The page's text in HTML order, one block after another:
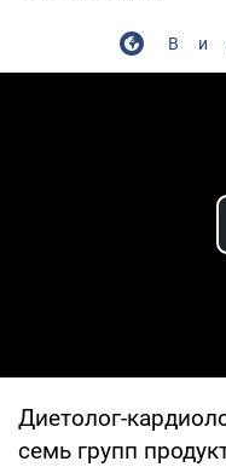
Диетолог-
семь групп